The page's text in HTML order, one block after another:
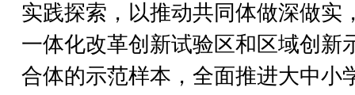
实践探索，以推动共同体做深做实
一体化改革创新试验区和区域创新
合体的示范样本，全面推进大中小